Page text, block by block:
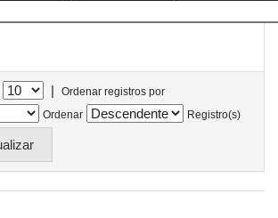
|
Ordenar registros por
Ordenar
Registro(s)